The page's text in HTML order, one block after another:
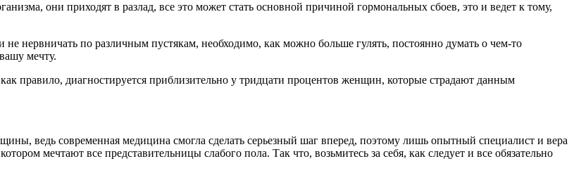
они приходят в разлад, все это может стать основной причиной гормональных сбоев, это и ведет к тому,
нервничать по различным пустякам, необходимо, как можно больше гулять, постоянно думать о чем-то
мечту.
правило, диагностируется приблизительно у тридцати процентов женщин, которые страдают данным
ведь современная медицина смогла сделать серьезный шаг вперед, поэтому лишь опытный специалист и вера
мечтают все представительницы слабого пола. Так что, возьмитесь за себя, как следует и все обязательно